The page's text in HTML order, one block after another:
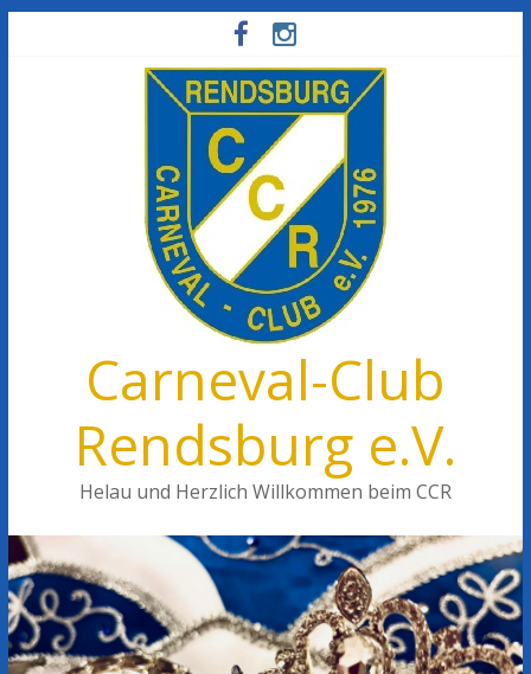
Carneval-Club
Rendsburg e.V.
Helau und Herzlich Willkommen beim CCR